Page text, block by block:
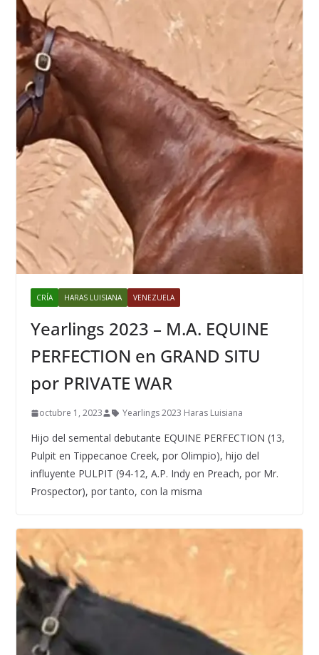
CRÍA HARAS LUISIANA VENEZUELA
Yearlings 2023 – M.A. EQUINE
PERFECTION en GRAND SITU
por PRIVATE WAR
octubre 1, 2023 Yearlings 2023 Haras Luisiana
Hijo del semental debutante EQUINE PERFECTION (13,
Pulpit en Tippecanoe Creek, por Olimpio), hijo del
influyente PULPIT (94-12, A.P. Indy en Preach, por Mr.
Prospector), por tanto, con la misma